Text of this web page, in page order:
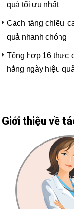
quả tối ưu nhất
Cách tăng chiều
quả nhanh chóng
Tổng hợp 16 thực
hằng ngày hiệu
Giới thiệu về